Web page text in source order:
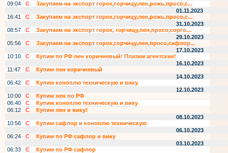
09:04
С
Закупаем на экспорт горох,горчицу,лен,рожь,просо,с...
01.11.2023
16:41
С
Закупаем на экспорт горох,горчицу,лен,рожь,просо,с...
31.10.2023
08:57
С
Закупаем на экспорт горох, горчицу,лен,просо,сорго...
29.10.2023
05:56
С
Закупаем на экспорт горох,горчицу,лен,просо,сафлор...
17.10.2023
10:10
С
Купим по РФ лен коричневый! Платим агентские!
16.10.2023
11:47
С
Купим лен коричневый
14.10.2023
06:42
С
Купим коноплю техническую и вику
12.10.2023
10:00
С
Купим лен по РФ
06:40
С
Купим коноплю техническую и вику
06:12
С
Купим лен и вику!
08.10.2023
10:56
С
Купим сафлор и коноплю техническую
06.10.2023
06:24
С
Купим по РФ сафлор и вику
03.10.2023
06:33
С
Купим по РФ сафлор